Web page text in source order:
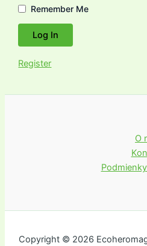
Remember Me
Register
O
Copyright © 2026